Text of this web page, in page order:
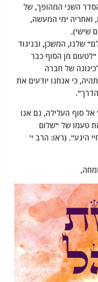
השני המהופך, של
ואחריה ימי המעשה,
שישי).
שלנו, המשכן, ובניגוד
מן הסוף כבר
של חברה
כי אנחנו יודעים את
הדרך".
סוף העלילה, גם אנו
טעמו של "שלום
היגע". (ראו: הרב י'